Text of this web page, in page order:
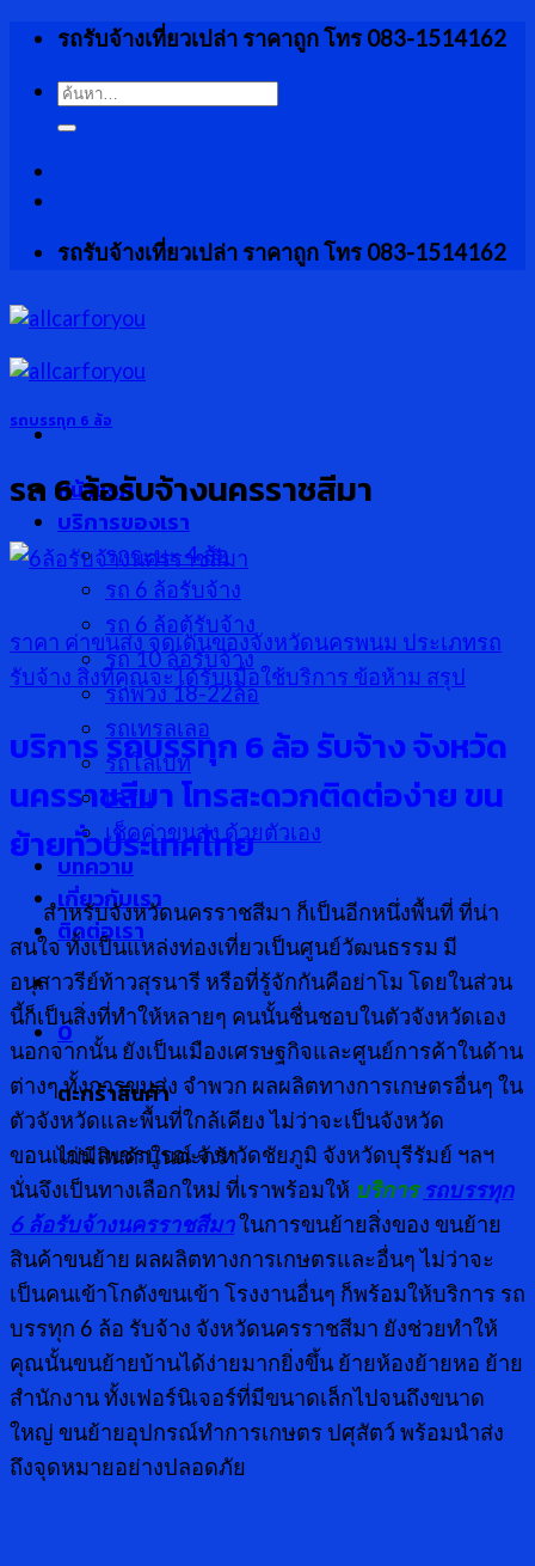
Skip
content
รถรับจ้างเที่ยวเปล่า ราคาถูก โทร 083-1514162
ค้นหา:
รถรับจ้างเที่ยวเปล่า ราคาถูก โทร 083-1514162
หน้าแรก
บริการของเรา
รกระบะ 4 ล้อ
รถ 6 ล้อรับจ้าง
รถ 6 ล้อตู้รับจ้าง
รถ 10 ล้อรับจ้าง
รถพ่วง 18-22ล้อ
รถเทรลเลอ
รถโลเบท
เครน
เช็คค่าขนส่ง ด้วยตัวเอง
บทความ
เกี่ยวกับเรา
ติดต่อเรา
0
ตะกร้าสินค้า
ไม่มีสินค้าในตะกร้า
รถบรรทุก 6 ล้อ
รถ 6 ล้อรับจ้างนครราชสีมา
ราคา ค่าขนส่งจุดเด่นของจังหวัดนครพนม ประเภทรถ
รับจ้าง สิ่งที่คุณจะได้รับเมื่อใช้บริการ ข้อห้าม สรุป
บริการ รถบรรทุก 6 ล้อ รับจ้าง จังหวัด
นครราชสีมา โทรสะดวกติดต่อง่าย ขน
ย้ายทั่วประเทศไทย
สำหรับจังหวัดนครราชสีมา ก็เป็นอีกหนึ่งพื้นที่ ที่น่า
สนใจ ทั้งเป็นแหล่งท่องเที่ยวเป็นศูนย์วัฒนธรรม มี
อนุสาวรีย์ท้าวสุรนารี หรือที่รู้จักกันคือย่าโม โดยในส่วน
นี้ก็เป็นสิ่งที่ทำให้หลายๆ คนนั้นชื่นชอบในตัวจังหวัดเอง
นอกจากนั้น ยังเป็นเมืองเศรษฐกิจและศูนย์การค้าในด้าน
ต่างๆ ทั้งการขนส่ง จำพวก ผลผลิตทางการเกษตรอื่นๆ ใน
ตัวจังหวัดและพื้นที่ใกล้เคียง ไม่ว่าจะเป็นจังหวัด
ขอนแก่น เพชรบูรณ์ จังหวัดชัยภูมิ จังหวัดบุรีรัมย์ ฯลฯ
นั่นจึงเป็นทางเลือกใหม่ ที่เราพร้อมให้ บริการรถบรรทุก
6 ล้อรับจ้างนครราชสีมาในการขนย้ายสิ่งของ ขนย้าย
สินค้าขนย้าย ผลผลิตทางการเกษตรและอื่นๆ ไม่ว่าจะ
เป็นคนเข้าโกดังขนเข้า โรงงานอื่นๆ ก็พร้อมให้บริการ รถ
บรรทุก 6 ล้อ รับจ้าง จังหวัดนครราชสีมา ยังช่วยทำให้
คุณนั้นขนย้ายบ้านได้ง่ายมากยิ่งขึ้น ย้ายห้องย้ายหอ ย้าย
สำนักงาน ทั้งเฟอร์นิเจอร์ที่มีขนาดเล็กไปจนถึงขนาด
ใหญ่ ขนย้ายอุปกรณ์ทำการเกษตร ปศุสัตว์ พร้อมนำส่ง
ถึงจุดหมายอย่างปลอดภัย